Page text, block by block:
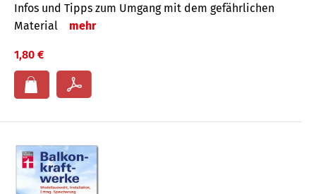
Infos und Tipps zum Um­gang mit dem ge­fähr­lichen
Mate­rial
mehr
1,80 €